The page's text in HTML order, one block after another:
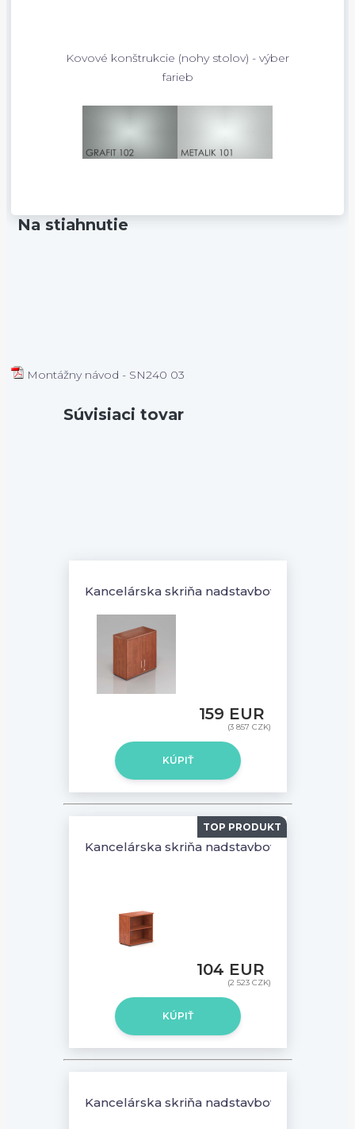
Kovové konštrukcie (nohy stolov) - výber
farieb
Na stiahnutie
Montážny návod - SN240 03
Súvisiaci tovar
Kancelárska skriňa nadstavbová Komfort,
159 EUR
(3 857 CZK)
KÚPIŤ
Kancelárska skriňa nadstavbová Komfort,
104 EUR
(2 523 CZK)
KÚPIŤ
TOP PRODUKT
Kancelárska skriňa nadstavbová Komfort,